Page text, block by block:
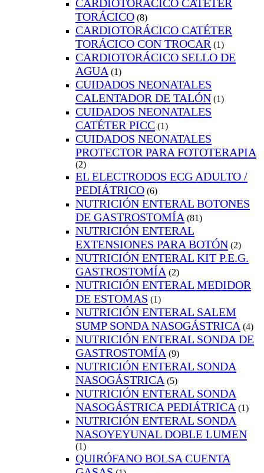
CARDIOTORÁCICO CATÉTER
TORÁCICO (8)
CARDIOTORÁCICO CATÉTER
TORÁCICO CON TROCAR (1)
CARDIOTORÁCICO SELLO DE
AGUA (1)
CUIDADOS NEONATALES
CALENTADOR DE TALÓN (1)
CUIDADOS NEONATALES
CATÉTER PICC (1)
CUIDADOS NEONATALES
PROTECTOR PARA FOTOTERAPIA
(2)
EL ELECTRODOS ECG ADULTO /
PEDIÁTRICO (6)
NUTRICIÓN ENTERAL BOTONES
DE GASTROSTOMÍA (81)
NUTRICIÓN ENTERAL
EXTENSIONES PARA BOTÓN (2)
NUTRICIÓN ENTERAL KIT P.E.G.
GASTROSTOMÍA (2)
NUTRICIÓN ENTERAL MEDIDOR
DE ESTOMAS (1)
NUTRICIÓN ENTERAL SALEM
SUMP SONDA NASOGÁSTRICA (4)
NUTRICIÓN ENTERAL SONDA DE
GASTROSTOMÍA (9)
NUTRICIÓN ENTERAL SONDA
NASOGÁSTRICA (5)
NUTRICIÓN ENTERAL SONDA
NASOGÁSTRICA PEDIÁTRICA (1)
NUTRICIÓN ENTERAL SONDA
NASOYEYUNAL DOBLE LUMEN
(1)
QUIRÓFANO BOLSA CUENTA